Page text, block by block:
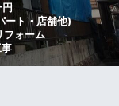
円
ート・店舗他)
フォーム
事